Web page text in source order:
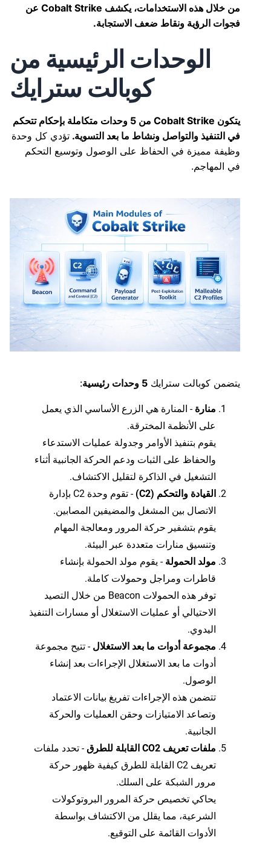
من خلال هذه الاستخدامات، يكشف Cobalt Strike عن
فجوات الرؤية ونقاط ضعف الاستجابة.
الوحدات الرئيسية من
كوبالت سترايك
يتكون Cobalt Strike من 5 وحدات متكاملة بإحكام تتحكم
في التنفيذ والتواصل ونشاط ما بعد التسوية. تؤدي كل وحدة
وظيفة مميزة في الحفاظ على الوصول وتوسيع التحكم
في المهاجم.
يتضمن كوبالت سترايك 5 وحدات رئيسية :
منارة - المنارة هي الزرع الأساسي الذي يعمل
على الأنظمة المخترقة.
يقوم بتنفيذ الأوامر وجدولة عمليات الاستدعاء
والحفاظ على الثبات ودعم الحركة الجانبية أثناء
التشغيل في الذاكرة لتقليل الاكتشاف.
القيادة والتحكم (C2)
- تقوم وحدة C2 بإدارة
الاتصال بين المشغل والمضيفين المصابين.
يقوم بتشفير حركة المرور ومعالجة المهام
وتنسيق منارات متعددة عبر البيئة.
مولد الحمولة - يقوم مولد الحمولة بإنشاء
قاطرات ومراجل وحمولات كاملة.
توفر هذه الحمولات Beacon من خلال التصيد
الاحتيالي أو عمليات الاستغلال أو مسارات التنفيذ
اليدوي.
مجموعة أدوات ما بعد الاستغلال - تتيح مجموعة
أدوات ما بعد الاستغلال الإجراءات بعد إنشاء
الوصول.
تتضمن هذه الإجراءات تفريغ بيانات الاعتماد
وتصاعد الامتيازات وحقن العمليات والحركة
الجانبية.
ملفات تعريف CO2 القابلة للطرق
- تحدد ملفات
تعريف C2 القابلة للطرق كيفية ظهور حركة
مرور الشبكة على السلك.
يحاكي تخصيص حركة المرور البروتوكولات
الشرعية، مما يقلل من الاكتشاف بواسطة
الأدوات القائمة على التوقيع.